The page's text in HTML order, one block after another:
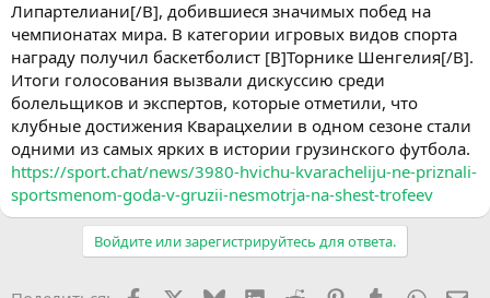
Липартелиани[/B], добившиеся значимых побед на
чемпионатах мира. В категории игровых видов спорта
награду получил баскетболист [B]Торнике Шенгелия[/B].
Итоги голосования вызвали дискуссию среди
болельщиков и экспертов, которые отметили, что
клубные достижения Кварацхелии в одном сезоне стали
одними из самых ярких в истории грузинского футбола.
https://sport.chat/news/3980-hvichu-kvaracheliju-ne-priznali-
sportsmenom-goda-v-gruzii-nesmotrja-na-shest-trofeev
Войдите или зарегистрируйтесь для ответа.